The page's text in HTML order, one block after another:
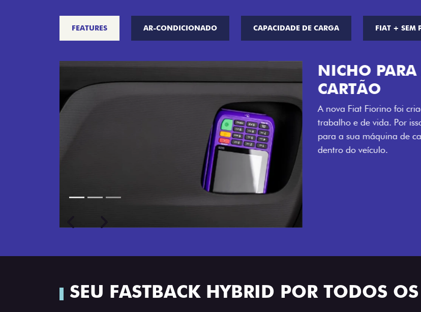
FEATURES AR-CONDICIONADO CAPACIDADE DE CARGA FIAT + SEM
CHAVE
Agora, a chave
distância, e não
esse que trazem
Porta-luvas com iluminação
SEU FASTBACK HYBRID POR TODOS